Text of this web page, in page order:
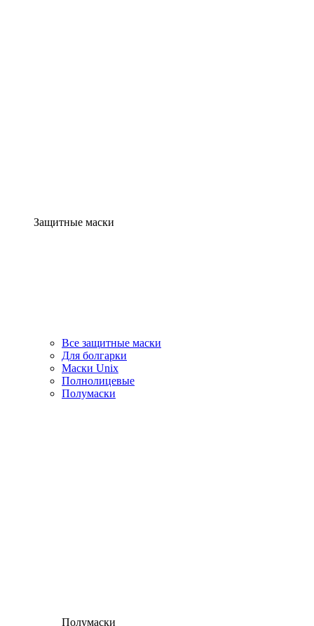
Защитные маски
Все защитные маски
Для болгарки
Маски Unix
Полнолицевые
Полумаски
Полумаски